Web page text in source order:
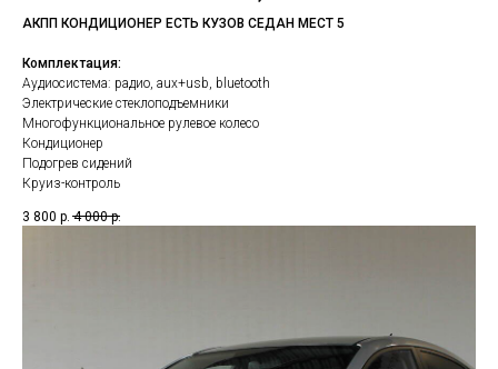
АКПП КОНДИЦИОНЕР ЕСТЬ КУЗОВ СЕДАН МЕСТ 5
Комплектация:
Аудиосистема: радио, aux+usb, bluetooth
Электрические стеклоподъемники
Многофункциональное рулевое колесо
Кондиционер
Подогрев сидений
Круиз-контроль
3 800 р. 4 000 р.